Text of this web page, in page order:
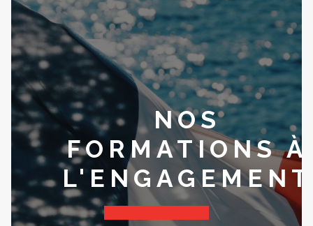
NOS
FORMATIONS À
L'ENGAGEMENT